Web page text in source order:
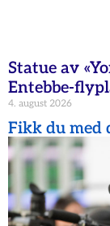
Statue av
Entebbe-
4. august 2026
Fikk du med